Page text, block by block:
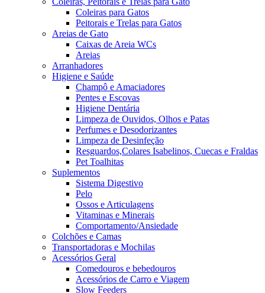
Coleiras para Gatos
Peitorais e Trelas para Gatos
Areias de Gato
Caixas de Areia WCs
Areias
Arranhadores
Higiene e Saúde
Champô e Amaciadores
Pentes e Escovas
Higiene Dentária
Limpeza de Ouvidos, Olhos e Patas
Perfumes e Desodorizantes
Limpeza de Desinfeção
Resguardos,Colares Isabelinos, Cuecas e Fraldas
Pet Toalhitas
Suplementos
Sistema Digestivo
Pelo
Ossos e Articulagens
Vitaminas e Minerais
Comportamento/Ansiedade
Colchões e Camas
Transportadoras e Mochilas
Acessórios Geral
Comedouros e bebedouros
Acessórios de Carro e Viagem
Slow Feeders